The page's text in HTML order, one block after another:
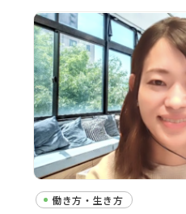
働き方・生き方